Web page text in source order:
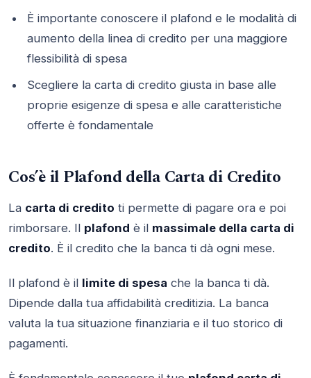
È importante conoscere il plafond e le modalità di
aumento della linea di credito per una maggiore
flessibilità di spesa
Scegliere la carta di credito giusta in base alle
proprie esigenze di spesa e alle caratteristiche
offerte è fondamentale
Cos’è il Plafond della Carta di Credito
La carta di credito ti permette di pagare ora e poi
rimborsare. Il plafond è il massimale della carta di
credito. È il credito che la banca ti dà ogni mese.
Il plafond è il limite di spesa che la banca ti dà.
Dipende dalla tua affidabilità creditizia. La banca
valuta la tua situazione finanziaria e il tuo storico di
pagamenti.